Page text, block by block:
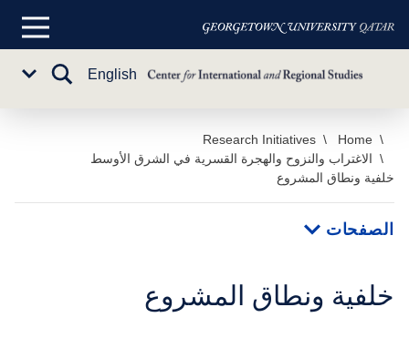
تخطي
المحتوى
الرئيسي
القائمة
English
تبديل
Home
Research Initiatives
الاغتراب والنزوح والهجرة القسرية في الشرق الأوسط
خلفية ونطاق المشروع
الصفحات
خلفية ونطاق المشروع